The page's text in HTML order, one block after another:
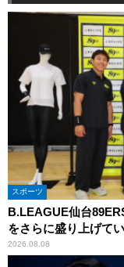
スポーツ
B.LEAGUE仙台
をさらに盛り上げて
2026.08.08